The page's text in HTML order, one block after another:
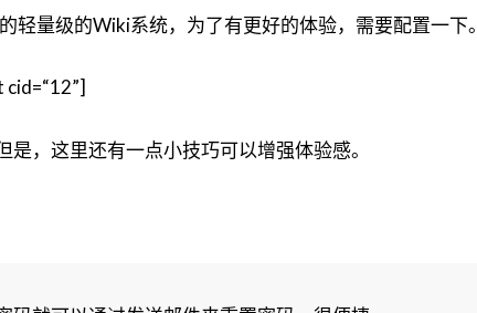
轻量级的Wiki系统，为了有更好的体验，需要配置一下。
，这里还有一点小技巧可以增强体验感。